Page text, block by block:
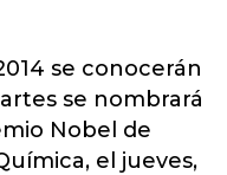
se conocerán
se nombrará
Nobel de
el jueves,